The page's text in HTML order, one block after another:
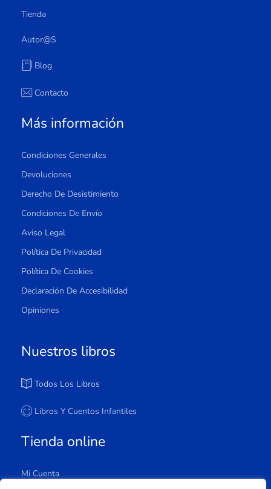
Tienda
Autor@s
Blog
Contacto
Más información
Condiciones Generales
Devoluciones
Derecho De Desistimiento
Condiciones De Envío
Aviso Legal
Política De Privacidad
Política De Cookies
Declaración De Accesibilidad
Opiniones
Nuestros libros
Todos Los Libros
Libros Y Cuentos Infantiles
Tienda online
Mi Cuenta